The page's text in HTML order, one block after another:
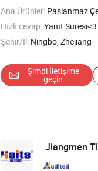
Ana Ürünler: Paslanmaz Çelik Ölçü Kabı , Paslanmaz Çelik Mesh Sepet
Hızlı cevap:Yanıt
Şehir/İl: Ningbo, Zhejiang
Şimdi İletişime
geçin
Jiangmen